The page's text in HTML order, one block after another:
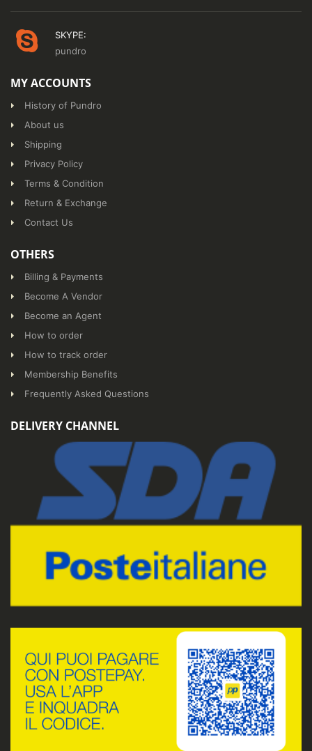
SKYPE:
pundro
MY ACCOUNTS
History of Pundro
About us
Shipping
Privacy Policy
Terms & Condition
Return & Exchange
Contact Us
OTHERS
Billing & Payments
Become A Vendor
Become an Agent
How to order
How to track order
Membership Benefits
Frequently Asked Questions
DELIVERY CHANNEL